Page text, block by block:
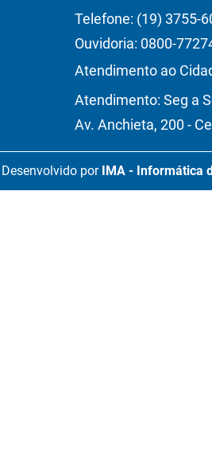
Telefone: (19) 3755-
Ouvidoria: 0800-
Atendimento ao
Atendimento: Seg a
Av. Anchieta, 200 -
Desenvolvido por IMA - Informática